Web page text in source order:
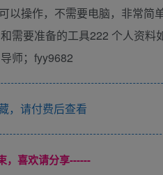
操作，不需要电脑，非常简
需要准备的工具222 个人资料
师；fyy9682
，请付费后查看
，喜欢请分享------